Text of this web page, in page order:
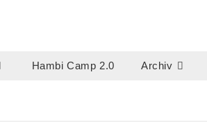
Hambi Camp 2.0 Archiv